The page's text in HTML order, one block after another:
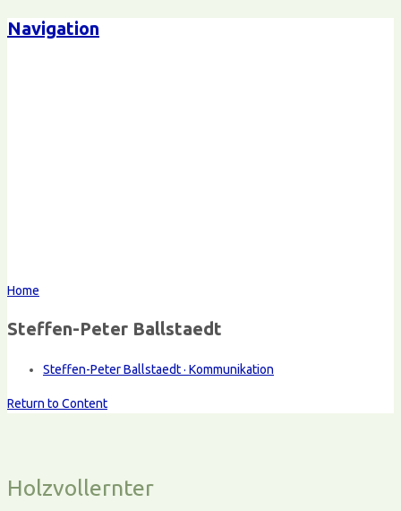
Navigation
Home
Steffen-Peter Ballstaedt
Steffen-Peter Ballstaedt · Kommunikation
Return to Content
Holzvollernter